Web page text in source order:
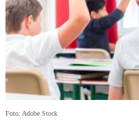
Foto: Adobe Stock